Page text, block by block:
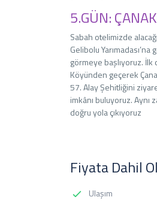
5.GÜN:
Sabah otelimizde
Gelibolu
görmeye başlıyoruz. İlk
Köyünden geçerek
57. Alay Şehitliğini
imkânı buluyoruz. Aynı
doğru yola çıkıyoruz
Fiyata Dahil
Ulaşım